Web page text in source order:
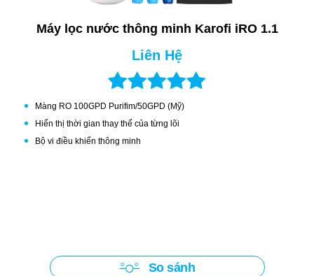
LÕI HỒNG NGOẠI XA
Phát ra các tia hồng ngoại xa khiến nước được hoạt hóa và dễ hấp
Máy lọc nước thông minh Karofi iRO 1.1
Liên Hệ
Màng RO 100GPD Purifim/50GPD (Mỹ)
Hiển thị thời gian thay thế của từng lõi
Bộ vi điều khiển thông minh
So sánh